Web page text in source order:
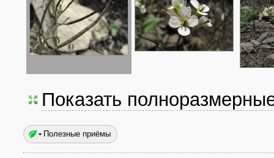
Показать
Полезные приёмы